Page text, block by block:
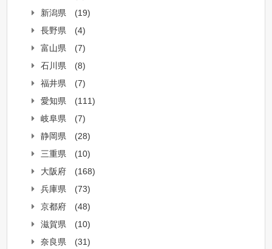
新潟県
(19)
長野県
(4)
富山県
(7)
石川県
(8)
福井県
(7)
愛知県
(111)
岐阜県
(7)
静岡県
(28)
三重県
(10)
大阪府
(168)
兵庫県
(73)
京都府
(48)
滋賀県
(10)
奈良県
(31)